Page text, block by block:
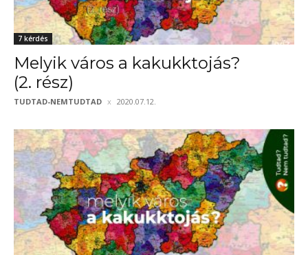
7 kérdés
Melyik város a kakukktojás?
(2. rész)
TUDTAD-NEMTUDTAD 2020.07.12.